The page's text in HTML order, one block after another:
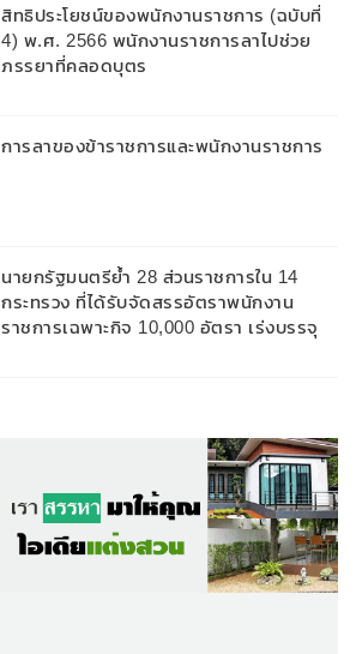
สิทธิประโยชน์ของพนักงานราชการ (ฉบับที่
4) พ.ศ. 2566 พนักงานราชการลาไปช่วย
ภรรยาที่คลอดบุตร
การลาของข้าราชการและพนักงานราชการ
นายกรัฐมนตรีย้ำ 28 ส่วนราชการใน 14
กระทรวง ที่ได้รับจัดสรรอัตราพนักงาน
ราชการเฉพาะกิจ 10,000 อัตรา เร่งบรรจุ